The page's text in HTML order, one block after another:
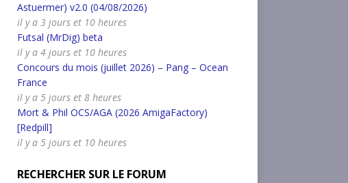
Astuermer) v2.0 (04/08/2026)
il y a 3 jours et 10 heures
Futsal (MrDig) beta
il y a 4 jours et 10 heures
Concours du mois (juillet 2026) – Pang – Ocean
France
il y a 5 jours et 8 heures
Mort & Phil OCS/AGA (2026 AmigaFactory)
[Redpill]
il y a 5 jours et 10 heures
RECHERCHER SUR LE FORUM